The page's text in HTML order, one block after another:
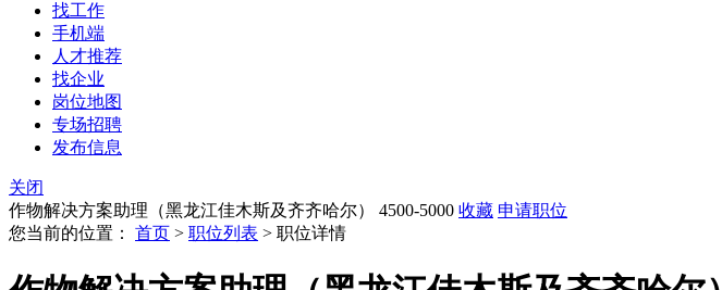
找工作
手机端
人才推荐
找企业
岗位地图
专场招聘
发布信息
关闭
作物解决方案助理（黑龙江佳木斯及齐齐哈尔）
4500-5000 收藏 申请职位
您当前的位置： 首页 > 职位列表 > 职位详情